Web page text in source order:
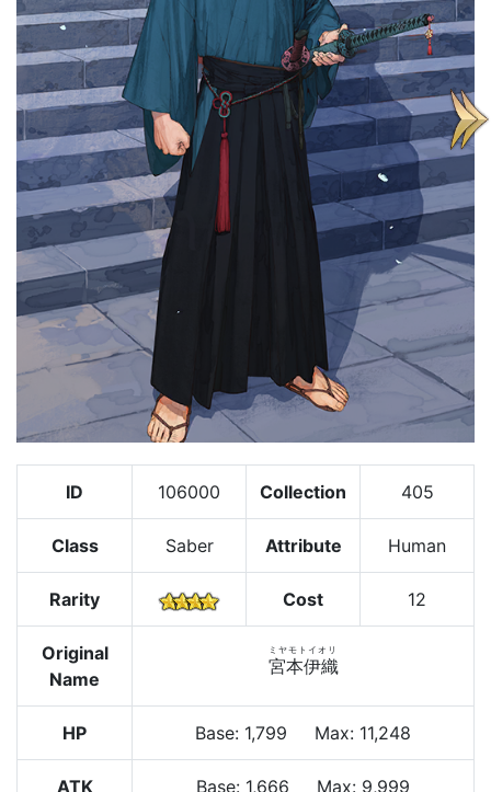
ID 106000 Collection 405
Class Saber Attribute Human
Rarity Cost 12
Original
Name
宮本伊織
ミヤモトイオリ
HP Base: 1,799 Max: 11,248
ATK Base: 1,666 Max: 9,999